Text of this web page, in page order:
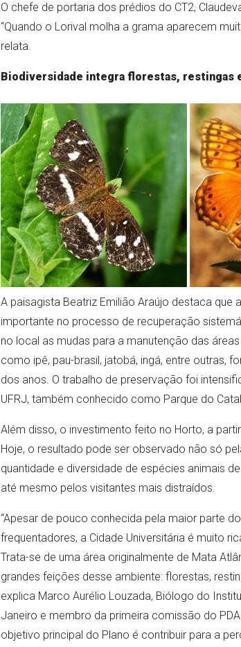
O chefe de portaria dos prédios do CT2,
“Quando o Lorival molha a grama aparecem
relata.
Biodiversidade integra florestas, restingas
A paisagista Beatriz Emilião Araújo destaca
importante no processo de recuperação
no local as mudas para a manutenção das
como ipê, pau-brasil, jatobá, ingá, entre outras,
dos anos. O trabalho de preservação foi
UFRJ, também conhecido como Parque do
Além disso, o investimento feito no Horto, a
Hoje, o resultado pode ser observado não só
quantidade e diversidade de espécies animais
até mesmo pelos visitantes mais distraídos.
“Apesar de pouco conhecida pela maior parte
frequentadores, a Cidade Universitária é muito
Trata-se de uma área originalmente de Mata
grandes feições desse ambiente: florestas,
explica Marco Aurélio Louzada, Biólogo do
Janeiro e membro da primeira comissão do
objetivo principal do Plano é contribuir para a